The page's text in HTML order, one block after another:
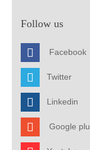
Follow us
Facebook
Twitter
Linkedin
Google